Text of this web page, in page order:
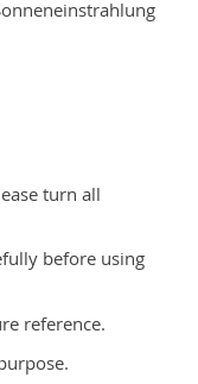
turn all
before using
reference.